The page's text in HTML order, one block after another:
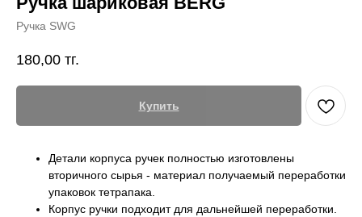
Ручка SWG
180,00 тг.
Купить
Детали корпуса ручек полностью изготовлены
вторичного сырья - материал получаемый переработки
упаковок тетрапака.
Корпус ручки подходит для дальнейшей переработки.